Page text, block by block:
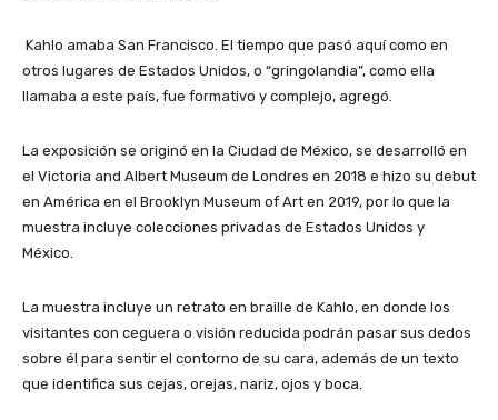
Kahlo amaba San Francisco. El tiempo que pasó aquí como en
otros lugares de Estados Unidos, o “gringolandia”, como ella
llamaba a este país, fue formativo y complejo, agregó.
La exposición se originó en la Ciudad de México, se desarrolló en
el Victoria and Albert Museum de Londres en 2018 e hizo su debut
en América en el Brooklyn Museum of Art en 2019, por lo que la
muestra incluye colecciones privadas de Estados Unidos y
México.
La muestra incluye un retrato en braille de Kahlo, en donde los
visitantes con ceguera o visión reducida podrán pasar sus dedos
sobre él para sentir el contorno de su cara, además de un texto
que identifica sus cejas, orejas, nariz, ojos y boca.